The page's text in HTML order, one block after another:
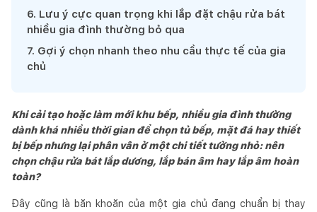
6. Lưu ý cực quan trọng khi lắp đặt chậu rửa bát
nhiều gia đình thường bỏ qua
7. Gợi ý chọn nhanh theo nhu cầu thực tế của gia
chủ
Khi cải tạo hoặc làm mới khu bếp, nhiều gia đình thường
dành khá nhiều thời gian để chọn tủ bếp, mặt đá hay thiết
bị bếp nhưng lại phân vân ở một chi tiết tưởng nhỏ: nên
chọn chậu rửa bát lắp dương, lắp bán âm hay lắp âm hoàn
toàn?
Đây cũng là băn khoăn của một gia chủ đang chuẩn bị thay